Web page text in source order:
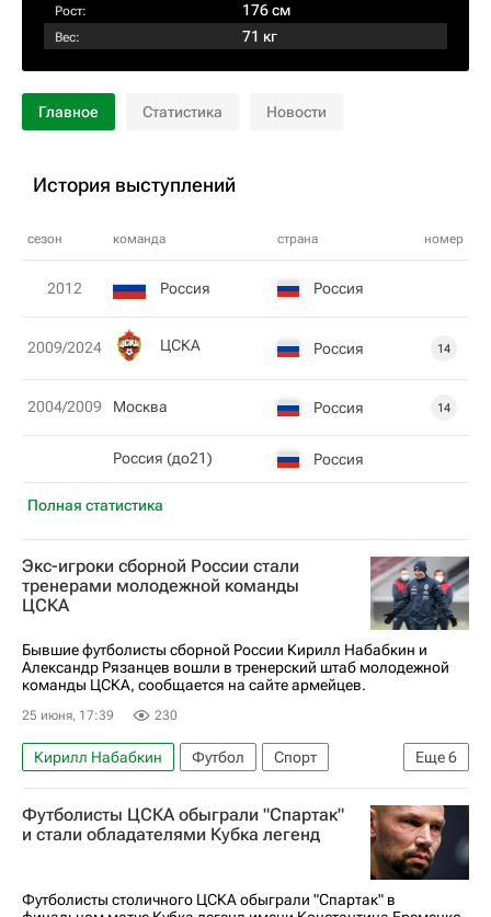
Рост: 176 см
Вес: 71 кг
Главное Статистика Новости
История выступлений
сезон команда страна номер
Полная статистика
2012 Россия Россия
2009/2024 ЦСКА Россия 14
2004/2009 Москва Россия 14
Россия (до21) Россия
Экс-игроки сборной России стали
тренерами молодежной команды
ЦСКА
Бывшие футболисты сборной России Кирилл Набабкин и
Александр Рязанцев вошли в тренерский штаб молодежной
команды ЦСКА, сообщается на сайте армейцев.
25 июня, 17:39 230
Еще6
Кирилл Набабкин Футбол
Спорт
Россия
Максим Боков
Александр Рязанцев (футболист)
ПФК ЦСКА
Футболисты ЦСКА обыграли "Спартак"
и стали обладателями Кубка легенд
Футболисты столичного ЦСКА обыграли "Спартак" в